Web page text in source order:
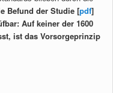
Befund der Studie [pdf]
Auf keiner der 1600
ist das Vorsorgeprinzip